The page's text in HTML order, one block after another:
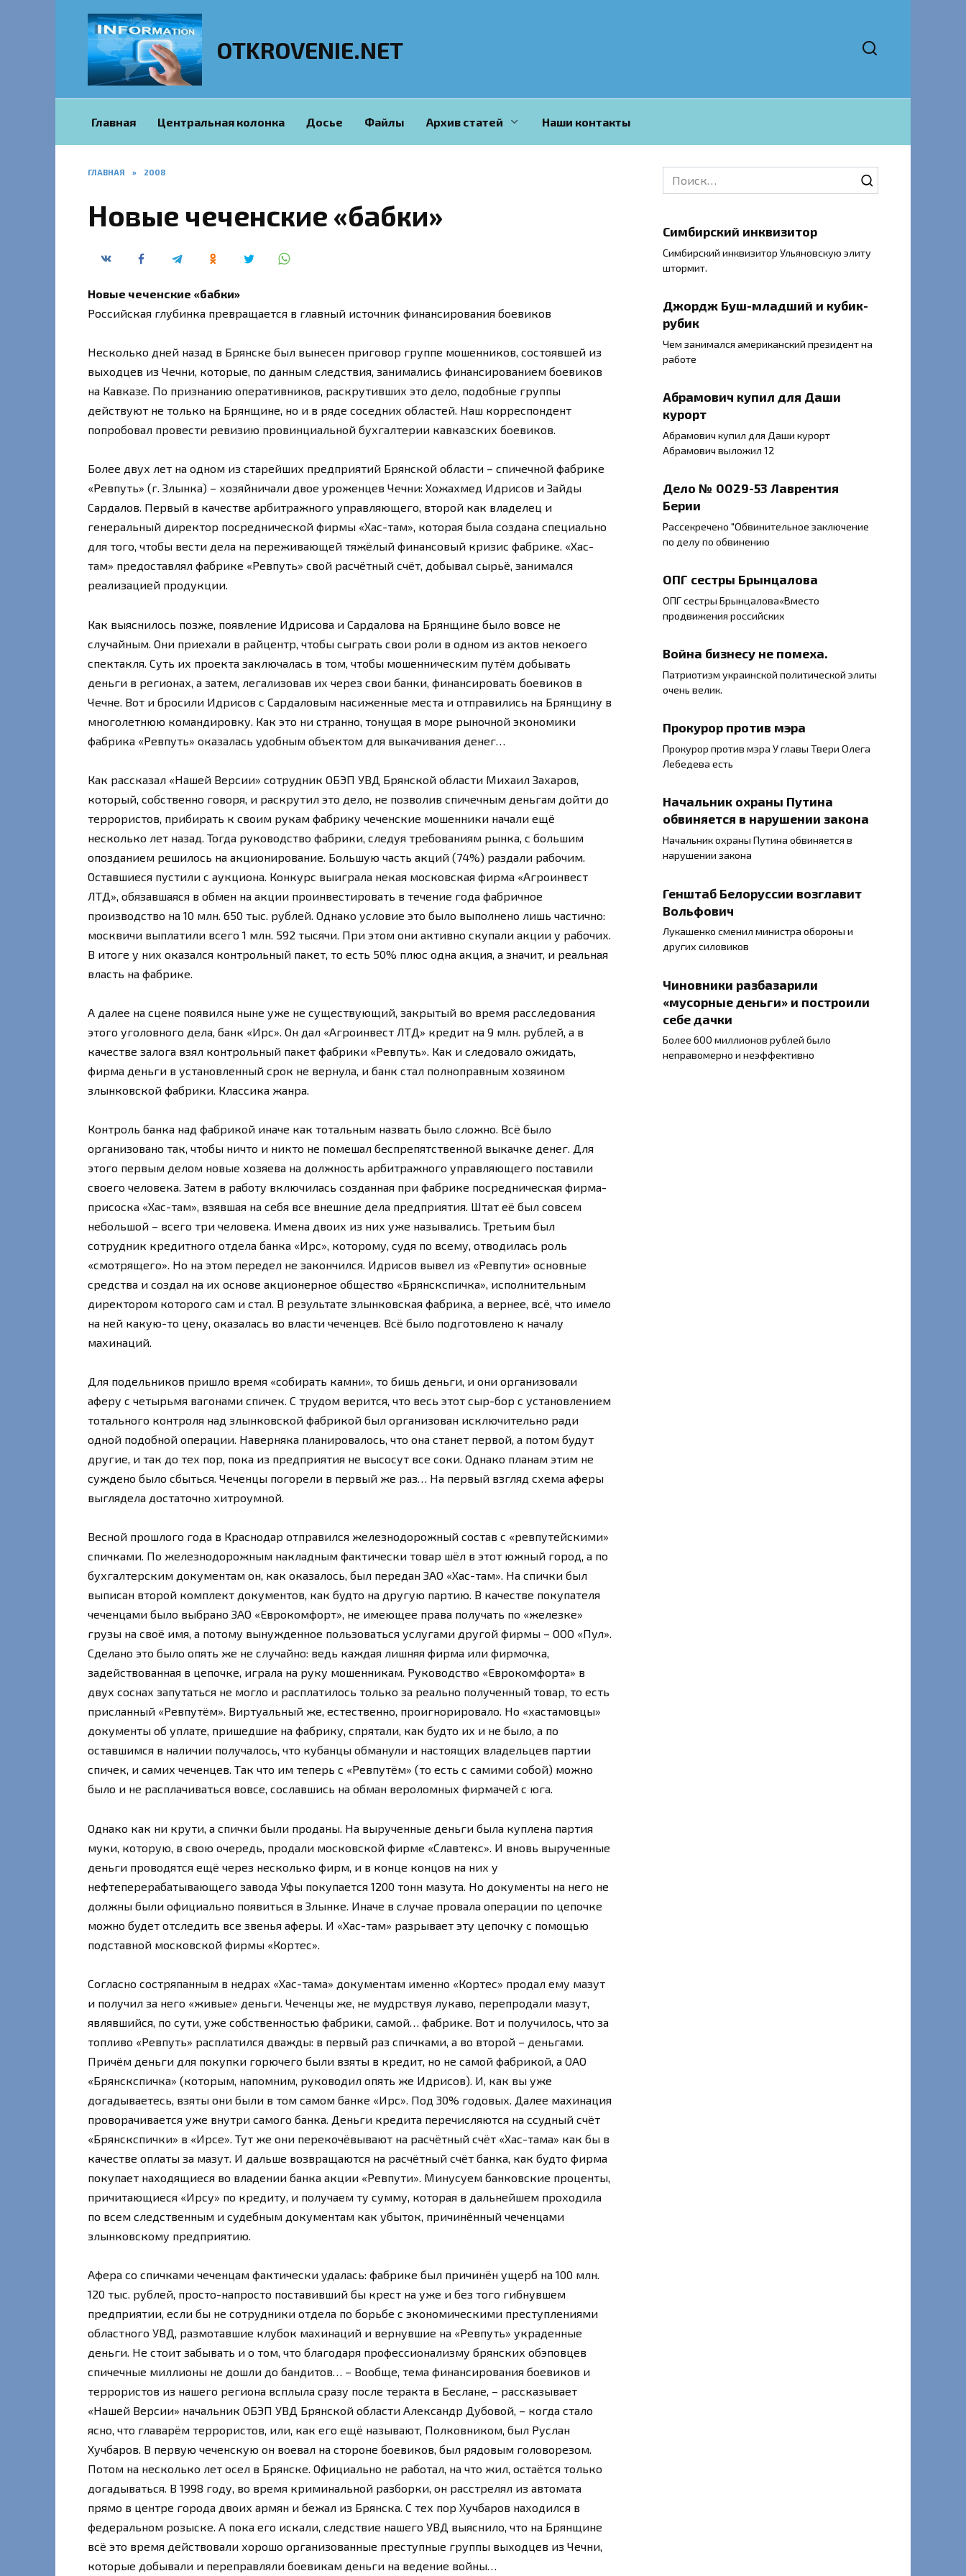
OTKROVENIE.NET
Главная Центральная колонка Досье Файлы Архив статей Наши контакты
ГЛАВНАЯ » 2008
Новые чеченские «бабки»
Новые чеченские «бабки»
Российская глубинка превращается в главный источник финансирования боевиков
Несколько дней назад в Брянске был вынесен приговор группе мошенников, состоявшей из
выходцев из Чечни, которые, по данным следствия, занимались финансированием боевиков
на Кавказе. По признанию оперативников, раскрутивших это дело, подобные группы
действуют не только на Брянщине, но и в ряде соседних областей. Наш корреспондент
попробовал провести ревизию провинциальной бухгалтерии кавказских боевиков.
Более двух лет на одном из старейших предприятий Брянской области – спичечной фабрике
«Ревпуть» (г. Злынка) – хозяйничали двое уроженцев Чечни: Хожахмед Идрисов и Зайды
Сардалов. Первый в качестве арбитражного управляющего, второй как владелец и
генеральный директор посреднической фирмы «Хас-там», которая была создана специально
для того, чтобы вести дела на переживающей тяжёлый финансовый кризис фабрике. «Хас-
там» предоставлял фабрике «Ревпуть» свой расчётный счёт, добывал сырьё, занимался
реализацией продукции.
Как выяснилось позже, появление Идрисова и Сардалова на Брянщине было вовсе не
случайным. Они приехали в райцентр, чтобы сыграть свои роли в одном из актов некоего
спектакля. Суть их проекта заключалась в том, чтобы мошенническим путём добывать
деньги в регионах, а затем, легализовав их через свои банки, финансировать боевиков в
Чечне. Вот и бросили Идрисов с Сардаловым насиженные места и отправились на Брянщину в
многолетнюю командировку. Как это ни странно, тонущая в море рыночной экономики
фабрика «Ревпуть» оказалась удобным объектом для выкачивания денег…
Как рассказал «Нашей Версии» сотрудник ОБЭП УВД Брянской области Михаил Захаров,
который, собственно говоря, и раскрутил это дело, не позволив спичечным деньгам дойти до
террористов, прибирать к своим рукам фабрику чеченские мошенники начали ещё
несколько лет назад. Тогда руководство фабрики, следуя требованиям рынка, с большим
опозданием решилось на акционирование. Большую часть акций (74%) раздали рабочим.
Оставшиеся пустили с аукциона. Конкурс выиграла некая московская фирма «Агроинвест
ЛТД», обязавшаяся в обмен на акции проинвестировать в течение года фабричное
производство на 10 млн. 650 тыс. рублей. Однако условие это было выполнено лишь частично:
москвичи выплатили всего 1 млн. 592 тысячи. При этом они активно скупали акции у рабочих.
В итоге у них оказался контрольный пакет, то есть 50% плюс одна акция, а значит, и реальная
власть на фабрике.
А далее на сцене появился ныне уже не существующий, закрытый во время расследования
этого уголовного дела, банк «Ирс». Он дал «Агроинвест ЛТД» кредит на 9 млн. рублей, а в
качестве залога взял контрольный пакет фабрики «Ревпуть». Как и следовало ожидать,
фирма деньги в установленный срок не вернула, и банк стал полноправным хозяином
злынковской фабрики. Классика жанра.
Контроль банка над фабрикой иначе как тотальным назвать было сложно. Всё было
организовано так, чтобы ничто и никто не помешал беспрепятственной выкачке денег. Для
этого первым делом новые хозяева на должность арбитражного управляющего поставили
своего человека. Затем в работу включилась созданная при фабрике посредническая фирма-
присоска «Хас-там», взявшая на себя все внешние дела предприятия. Штат её был совсем
небольшой – всего три человека. Имена двоих из них уже назывались. Третьим был
сотрудник кредитного отдела банка «Ирс», которому, судя по всему, отводилась роль
«смотрящего». Но на этом передел не закончился. Идрисов вывел из «Ревпути» основные
средства и создал на их основе акционерное общество «Брянскспичка», исполнительным
директором которого сам и стал. В результате злынковская фабрика, а вернее, всё, что имело
на ней какую-то цену, оказалась во власти чеченцев. Всё было подготовлено к началу
махинаций.
Для подельников пришло время «собирать камни», то бишь деньги, и они организовали
аферу с четырьмя вагонами спичек. С трудом верится, что весь этот сыр-бор с установлением
тотального контроля над злынковской фабрикой был организован исключительно ради
одной подобной операции. Наверняка планировалось, что она станет первой, а потом будут
другие, и так до тех пор, пока из предприятия не высосут все соки. Однако планам этим не
суждено было сбыться. Чеченцы погорели в первый же раз… На первый взгляд схема аферы
выглядела достаточно хитроумной.
Весной прошлого года в Краснодар отправился железнодорожный состав с «ревпутейскими»
спичками. По железнодорожным накладным фактически товар шёл в этот южный город, а по
бухгалтерским документам он, как оказалось, был передан ЗАО «Хас-там». На спички был
выписан второй комплект документов, как будто на другую партию. В качестве покупателя
чеченцами было выбрано ЗАО «Еврокомфорт», не имеющее права получать по «железке»
грузы на своё имя, а потому вынужденное пользоваться услугами другой фирмы – ООО «Пул».
Сделано это было опять же не случайно: ведь каждая лишняя фирма или фирмочка,
задействованная в цепочке, играла на руку мошенникам. Руководство «Еврокомфорта» в
двух соснах запутаться не могло и расплатилось только за реально полученный товар, то есть
присланный «Ревпутём». Виртуальный же, естественно, проигнорировало. Но «хастамовцы»
документы об уплате, пришедшие на фабрику, спрятали, как будто их и не было, а по
оставшимся в наличии получалось, что кубанцы обманули и настоящих владельцев партии
спичек, и самих чеченцев. Так что им теперь с «Ревпутём» (то есть с самими собой) можно
было и не расплачиваться вовсе, сославшись на обман вероломных фирмачей с юга.
Однако как ни крути, а спички были проданы. На вырученные деньги была куплена партия
муки, которую, в свою очередь, продали московской фирме «Славтекс». И вновь вырученные
деньги проводятся ещё через несколько фирм, и в конце концов на них у
нефтеперерабатывающего завода Уфы покупается 1200 тонн мазута. Но документы на него не
должны были официально появиться в Злынке. Иначе в случае провала операции по цепочке
можно будет отследить все звенья аферы. И «Хас-там» разрывает эту цепочку с помощью
подставной московской фирмы «Кортес».
Согласно состряпанным в недрах «Хас-тама» документам именно «Кортес» продал ему мазут
и получил за него «живые» деньги. Чеченцы же, не мудрствуя лукаво, перепродали мазут,
являвшийся, по сути, уже собственностью фабрики, самой… фабрике. Вот и получилось, что за
топливо «Ревпуть» расплатился дважды: в первый раз спичками, а во второй – деньгами.
Причём деньги для покупки горючего были взяты в кредит, но не самой фабрикой, а ОАО
«Брянскспичка» (которым, напомним, руководил опять же Идрисов). И, как вы уже
догадываетесь, взяты они были в том самом банке «Ирс». Под 30% годовых. Далее махинация
проворачивается уже внутри самого банка. Деньги кредита перечисляются на ссудный счёт
«Брянскспички» в «Ирсе». Тут же они перекочёвывают на расчётный счёт «Хас-тама» как бы в
качестве оплаты за мазут. И дальше возвращаются на расчётный счёт банка, как будто фирма
покупает находящиеся во владении банка акции «Ревпути». Минусуем банковские проценты,
причитающиеся «Ирсу» по кредиту, и получаем ту сумму, которая в дальнейшем проходила
по всем следственным и судебным документам как убыток, причинённый чеченцами
злынковскому предприятию.
Афера со спичками чеченцам фактически удалась: фабрике был причинён ущерб на 100 млн.
120 тыс. рублей, просто-напросто поставивший бы крест на уже и без того гибнувшем
предприятии, если бы не сотрудники отдела по борьбе с экономическими преступлениями
областного УВД, размотавшие клубок махинаций и вернувшие на «Ревпуть» украденные
деньги. Не стоит забывать и о том, что благодаря профессионализму брянских обэповцев
спичечные миллионы не дошли до бандитов… – Вообще, тема финансирования боевиков и
террористов из нашего региона всплыла сразу после теракта в Беслане, – рассказывает
«Нашей Версии» начальник ОБЭП УВД Брянской области Александр Дубовой, – когда стало
ясно, что главарём террористов, или, как его ещё называют, Полковником, был Руслан
Хучбаров. В первую чеченскую он воевал на стороне боевиков, был рядовым головорезом.
Потом на несколько лет осел в Брянске. Официально не работал, на что жил, остаётся только
догадываться. В 1998 году, во время криминальной разборки, он расстрелял из автомата
прямо в центре города двоих армян и бежал из Брянска. С тех пор Хучбаров находился в
федеральном розыске. А пока его искали, следствие нашего УВД выяснило, что на Брянщине
всё это время действовали хорошо организованные преступные группы выходцев из Чечни,
которые добывали и переправляли боевикам деньги на ведение войны…
Search
for:
Симбирский инквизитор
Симбирский инквизитор Ульяновскую элиту
штормит.
Джордж Буш-младший и кубик-
рубик
Чем занимался американский президент на
работе
Абрамович купил для Даши
курорт
Абрамович купил для Даши курорт
Абрамович выложил 12
Дело № 0029-53 Лаврентия
Берии
Рассекречено "Обвинительное заключение
по делу по обвинению
ОПГ сестры Брынцалова
ОПГ сестры Брынцалова«Вместо
продвижения российских
Война бизнесу не помеха.
Патриотизм украинской политической элиты
очень велик.
Прокурор против мэра
Прокурор против мэра У главы Твери Олега
Лебедева есть
Начальник охраны Путина
обвиняется в нарушении закона
Начальник охраны Путина обвиняется в
нарушении закона
Генштаб Белоруссии возглавит
Вольфович
Лукашенко сменил министра обороны и
других силовиков
Чиновники разбазарили
«мусорные деньги» и построили
себе дачки
Более 600 миллионов рублей было
неправомерно и неэффективно